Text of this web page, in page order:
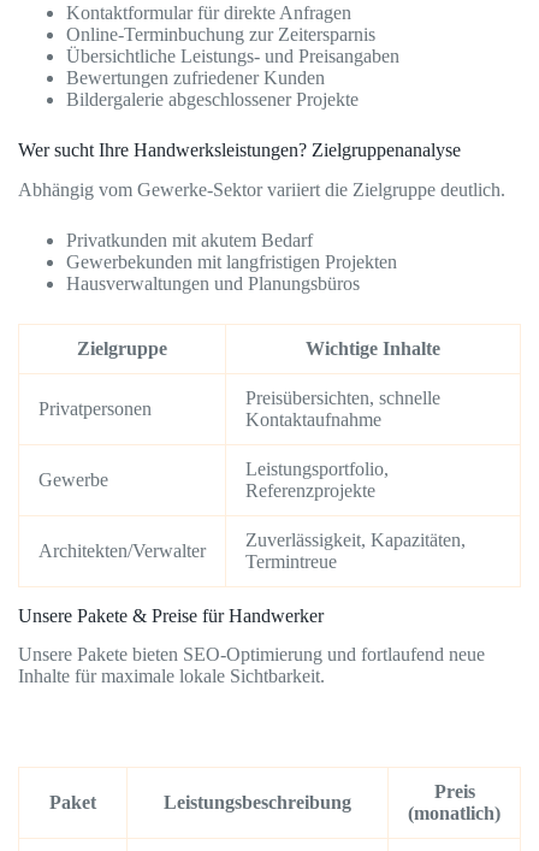
Kontaktformular für direkte Anfragen
Online-Terminbuchung zur Zeitersparnis
Übersichtliche Leistungs- und Preisangaben
Bewertungen zufriedener Kunden
Bildergalerie abgeschlossener Projekte
Wer sucht Ihre Handwerksleistungen? Zielgruppenanalyse
Abhängig vom Gewerke-Sektor variiert die Zielgruppe deutlich.
Privatkunden mit akutem Bedarf
Gewerbekunden mit langfristigen Projekten
Hausverwaltungen und Planungsbüros
Zielgruppe Wichtige Inhalte
Privatpersonen
Preisübersichten, schnelle
Kontaktaufnahme
Gewerbe
Leistungsportfolio,
Referenzprojekte
Architekten/Verwalter
Zuverlässigkeit, Kapazitäten,
Termintreue
Unsere Pakete & Preise für Handwerker
Unsere Pakete bieten SEO-Optimierung und fortlaufend neue
Inhalte für maximale lokale Sichtbarkeit.
Paket Leistungsbeschreibung
Preis
(monatlich)